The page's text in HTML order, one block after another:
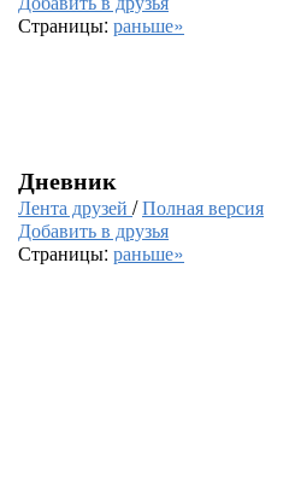
Страницы: раньше»
Дневник
Лента друзей /Полная версия
Добавить в друзья
Страницы: раньше»